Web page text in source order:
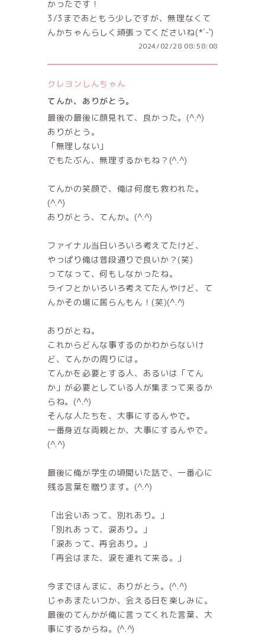
かったです！
3/3まであともう少しですが、無理なくて
んかちゃんらしく頑張ってくださいね(*´-`)
2024/02/28 08:58:08
クレヨンしんちゃん
てんか、ありがとう。
最後の最後に顔見れて、良かった。(^.^)
ありがとう。
「無理しない」
でもたぶん、無理するかもね？(^.^)
てんかの笑顔で、俺は何度も救われた。
(^.^)
ありがとう、てんか。(^.^)
ファイナル当日いろいろ考えてたけど、
やっぱり俺は普段通りで良いか？(笑)
ってなって、何もしなかったね。
ライフとかいろいろ考えてたんやけど、て
んかその場に居らんもん！(笑)(^.^)
ありがとね。
これからどんな事するのかわからないけ
ど、てんかの周りには。
てんかを必要とする人、あるいは「てん
か」が必要としている人が集まって来るか
らね。(^.^)
そんな人たちを、大事にするんやで。
一番身近な両親とか、大事にするんやで。
(^.^)
最後に俺が学生の頃聞いた話で、一番心に
残る言葉を贈ります。(^.^)
「出会いあって、別れあり。」
「別れあって、涙あり。」
「涙あって、再会あり。」
「再会はまた、涙を連れて来る。」
今までほんまに、ありがとう。(^.^)
じゃあまたいつか、会える日を楽しみに。
最後のてんかが俺に言ってくれた言葉、大
事にするからね。(^.^)